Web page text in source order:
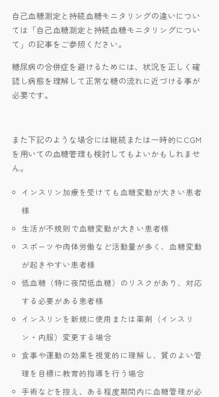
自己血糖測定と持続血糖モニタリングの違いについ
ては 「自己血糖測定と持続血糖モニタリングについ
て」 の記事をご参照ください。
糖尿病の合併症を避けるためには、状況を正しく確
認し病態を理解して正常な糖の流れに近づける事が
必要です。
また下記のような場合には継続または一時的にCGM
を用いての血糖管理も検討してもよいかもしれませ
ん。
インスリン加療を受けても血糖変動が大きい患者
様
生活が不規則で血糖変動が大きい患者様
スポーツや肉体労働など活動量が多く、血糖変動
が起きやすい患者様
低血糖（特に夜間低血糖）のリスクがあり、対応
する必要がある患者様
インスリンを新規に使用または薬剤（インスリ
ン・内服）変更する場合
食事や運動の効果を視覚的に理解し、質のよい管
理を目標に教育的指導を行う場合
手術などを控え、ある程度期間内に血糖管理が必